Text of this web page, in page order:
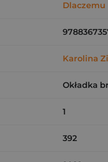
Dlaczemu
Karolina
Okładka
1
392